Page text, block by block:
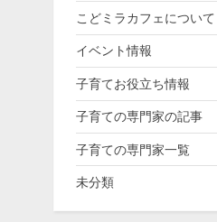
こどミラカフェについて
イベント情報
子育てお役立ち情報
子育ての専門家の記事
子育ての専門家一覧
未分類